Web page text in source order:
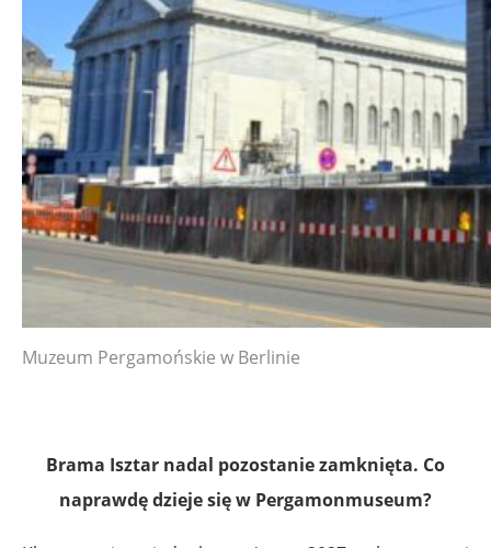
Muzeum Pergamońskie w Berlinie
Brama Isztar nadal pozostanie zamknięta. Co
naprawdę dzieje się w Pergamonmuseum?